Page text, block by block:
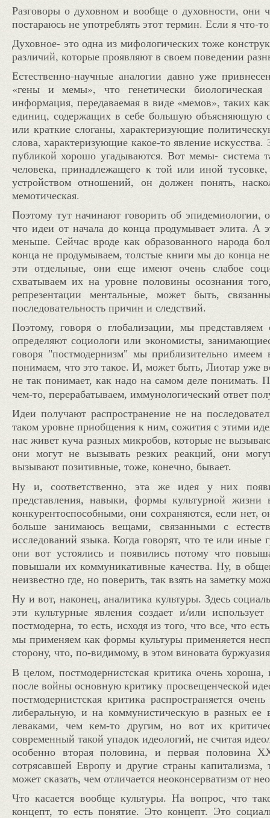
Разговоры о духовном и вообще о духовности, они
постараюсь не употреблять этот термин. Если я что-
Духовное- это одна из мифологических тоже
различий, которые проявляют в своем поведении
Естественно-научные аналогии давно уже
«гены и мемы», что генетически биологическая
информация, передаваемая в виде «мемов», таких
единиц, содержащих в себе большую объясняющую
или краткие слоганы, характеризующие
слова, характеризующие какое-то явление
публикой хорошо угадываются. Вот мемы-
человека, принадлежащего к той или иной
устройством отношений, он должен понять,
мемотическая.
Поэтому тут начинают говорить об эпидемиологии,
что идеи от начала до конца продумывает элита.
меньше. Сейчас вроде как образованного народа
конца не продумываем, толстые книги мы до конца
эти отдельные, они еще имеют очень слабое
схватываем их на уровне половины осознания
репрезентации ментальные, может быть,
последовательность причин и следствий.
Поэтому, говоря о глобализации, мы
определяют социологи или экономисты,
говоря "постмодернизм" мы приблизительно
понимаем, что это такое. И, может быть, Лиотар уже
не так понимает, как надо на самом деле понимать.
чем-то, перерабатываем, иммунологический ответ
Идеи получают распространение не на
таком уровне приобщения к ним, сожития с этими
нас живет куча разных микробов, которые не
они могут не вызывать резких реакций, они
вызывают позитивные, тоже, конечно, бывает.
Ну и, соответственно, эта же идея у них
представления, навыки, формы культурной
конкурентоспособными, они сохраняются, если нет,
больше занимаюсь вещами, связанными с
исследований языка. Когда говорят, что те или
они вот устоялись и появились потому что
повышали их коммуникативные качества. Ну, в
неизвестно где, но поверить, так взять на заметку
Ну и вот, наконец, аналитика культуры. Здесь
эти культурные явления создает и/или
постмодерна, то есть, исходя из того, что все, что
мы применяемкак формы культуры применяется
сторону, что, по-видимому, в этом виновата
В целом, постмодернистская критика очень
после войны основную критику просвещенческой
постмодернистская критика распространяется
либеральную, и на коммунистическую в разных ее
леваками, чем кем-то другим, но вот их
современный такой упадок идеологий, не считая
особенно вторая половина, и первая половина
сотрясавшей Европу и другие страны
может сказать, чем отличается неоконсерватизм от
Что касается вообще культуры. На вопрос, что
концепт, то есть понятие. Это концепт. Это